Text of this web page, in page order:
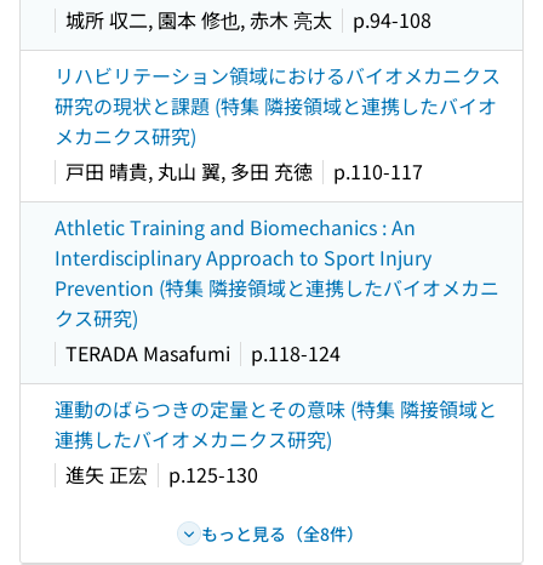
城所 収二, 園本 修也, 赤木 亮太
p.94-108
リハビリテーション領域におけるバイオメカニクス
研究の現状と課題 (特集 隣接領域と連携したバイオ
メカニクス研究)
戸田 晴貴, 丸山 翼, 多田 充徳
p.110-117
Athletic Training and Biomechanics : An
Interdisciplinary Approach to Sport Injury
Prevention (特集 隣接領域と連携したバイオメカニ
クス研究)
TERADA Masafumi
p.118-124
運動のばらつきの定量とその意味 (特集 隣接領域と
連携したバイオメカニクス研究)
進矢 正宏
p.125-130
もっと見る（全8件）